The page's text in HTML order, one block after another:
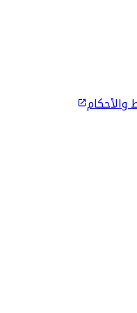
والأحكام